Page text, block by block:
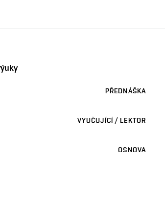
PŘEDNÁŠKA
VYUČUJÍCÍ / LEKTOR
OSNOVA